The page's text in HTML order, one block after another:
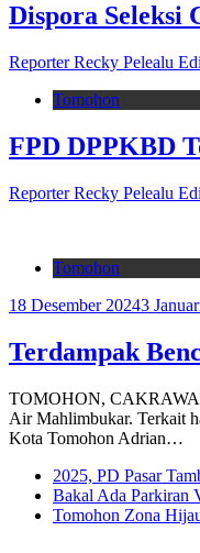
Dispora Seleksi
Reporter Recky Pelealu
Tomohon
FPD DPPKBD
Reporter Recky Pelealu
Tomohon
18 Desember 20243
Terdampak
TOMOHON,
Air Mahlimbukar. Terkait
Kota Tomohon Adrian…
2025, PD Pasar
Bakal Ada Parkiran
Tomohon Zona